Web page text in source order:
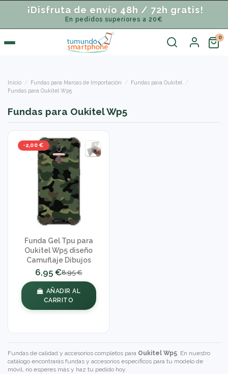
¡Disfruta de envío 48h / 72h gratis!
En pedidos superiores a 20€
Inicio Fundas para Marcas de Importación
Fundas para Oukitel
Fundas para Oukitel Wp5
Fundas para Oukitel Wp5
-2,00 €
Funda Gel Tpu para
Oukitel Wp5 diseño
Camuflaje Dibujos
6,95 €8,95 €
AÑADIR AL
CARRITO
Fundas de calidad y accesorios completos para Oukitel Wp5. En nuestro
catálogo encontrarás fundas y accesorios específicos para tu modelo de
móvil, no esperes más y haz tu pedido hoy.